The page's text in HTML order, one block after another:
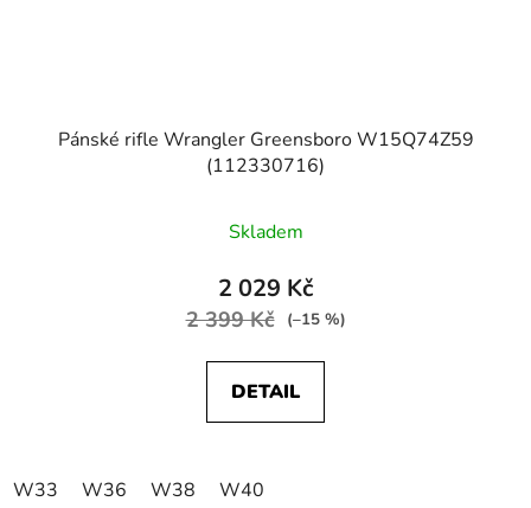
Pánské rifle Wrangler Greensboro W15Q74Z59
(112330716)
Skladem
2 029 Kč
2 399 Kč (–15 %)
DETAIL
W33 W36 W38 W40